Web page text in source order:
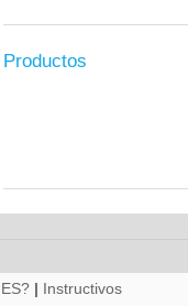
Productos
| Instructivos